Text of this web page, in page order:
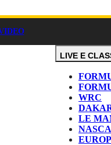
LIVE E
WRC
LE